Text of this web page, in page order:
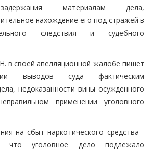
материалам дела,
нахождение его под стражей в
следствия и судебного
в своей апелляционной жалобе пишет
выводов суда фактическим
недоказанности вины осужденного
применении уголовного
на сбыт наркотического средства -
что уголовное дело подлежало